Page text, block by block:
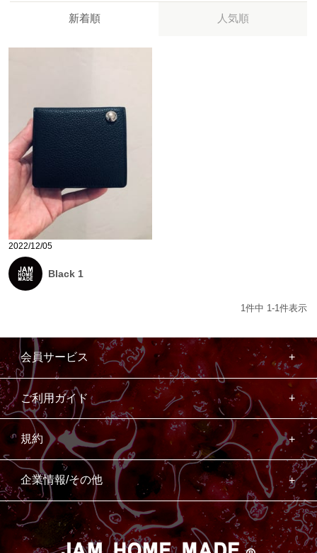
新着順 人気順
2022/12/05
Black 1
1 件中 1 -1 件表示
会員サービス
ご利用ガイド
規約
企業情報/その他